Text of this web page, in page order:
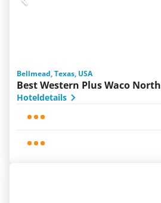
Bellmead, Texas, USA
Best Western Plus Waco North
Hoteldetails